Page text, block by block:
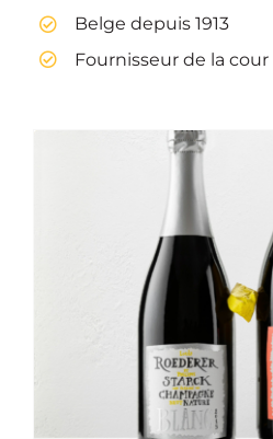
Belge depuis 1913
Fournisseur de la cour